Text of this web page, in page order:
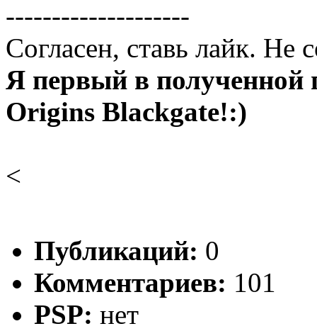
--------------------
Согласен, ставь лайк. Не
Я первый в полученной
Origins Blackgate!:)
<
Публикаций: 0
Комментариев: 101
PSP: нет